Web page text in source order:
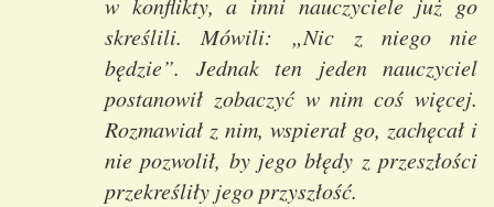
skreślili. Mówili: „Nic z niego nie
będzie”. Jednak ten jeden nauczyciel
postanowił zobaczyć w nim coś więcej.
Rozmawiał z nim, wspierał go, zachęcał i
nie pozwolił, by jego błędy z przeszłości
przekreśliły jego przyszłość.